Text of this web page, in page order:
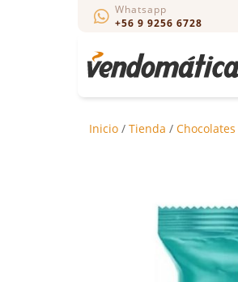
 Whatsapp
+56 9 9256 6728
Inicio / Tienda / Chocolates